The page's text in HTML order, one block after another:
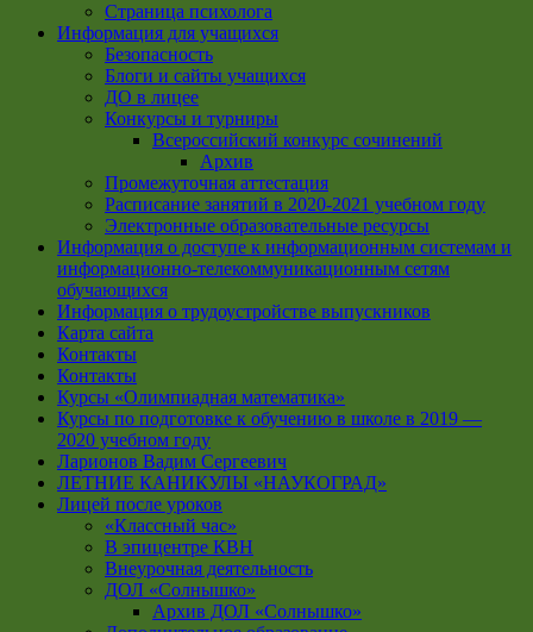
Страница психолога
Информация для учащихся
Безопасность
Блоги и сайты учащихся
ДО в лицее
Конкурсы и турниры
Всероссийский конкурс сочинений
Архив
Промежуточная аттестация
Расписание занятий в 2020-2021 учебном году
Электронные образовательные ресурсы
Информация о доступе к информационным системам и
информационно-телекоммуникационным сетям
обучающихся
Информация о трудоустройстве выпускников
Карта сайта
Контакты
Контакты
Курсы «Олимпиадная математика»
Курсы по подготовке к обучению в школе в 2019 —
2020 учебном году
Ларионов Вадим Сергеевич
ЛЕТНИЕ КАНИКУЛЫ «НАУКОГРАД»
Лицей после уроков
«Классный час»
В эпицентре КВН
Внеурочная деятельность
ДОЛ «Солнышко»
Архив ДОЛ «Солнышко»